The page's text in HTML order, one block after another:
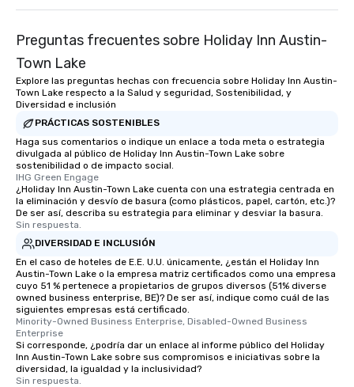
Preguntas frecuentes sobre Holiday Inn Austin-
Town Lake
Explore las preguntas hechas con frecuencia sobre Holiday Inn Austin-
Town Lake respecto a la Salud y seguridad, Sostenibilidad, y
Diversidad e inclusión
PRÁCTICAS SOSTENIBLES
Haga sus comentarios o indique un enlace a toda meta o estrategia
divulgada al público de Holiday Inn Austin-Town Lake sobre
sostenibilidad o de impacto social.
IHG Green Engage
¿Holiday Inn Austin-Town Lake cuenta con una estrategia centrada en
la eliminación y desvío de basura (como plásticos, papel, cartón, etc.)?
De ser así, describa su estrategia para eliminar y desviar la basura.
Sin respuesta.
DIVERSIDAD E INCLUSIÓN
En el caso de hoteles de E.E. U.U. únicamente, ¿están el Holiday Inn
Austin-Town Lake o la empresa matriz certificados como una empresa
cuyo 51 % pertenece a propietarios de grupos diversos (51% diverse
owned business enterprise, BE)? De ser así, indique como cuál de las
siguientes empresas está certificado.
Minority-Owned Business Enterprise, Disabled-Owned Business
Enterprise
Si corresponde, ¿podría dar un enlace al informe público del Holiday
Inn Austin-Town Lake sobre sus compromisos e iniciativas sobre la
diversidad, la igualdad y la inclusividad?
Sin respuesta.